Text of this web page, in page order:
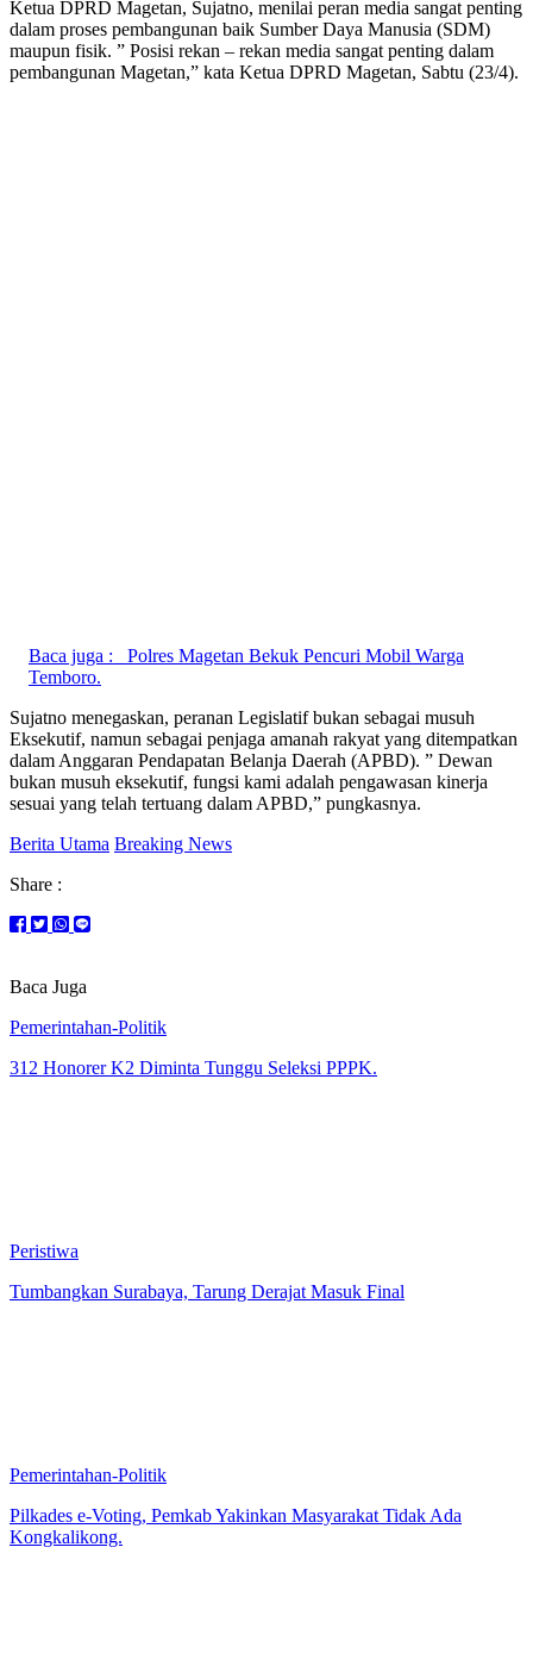
Ketua DPRD Magetan, Sujatno, menilai peran media sangat penting
dalam proses pembangunan baik Sumber Daya Manusia (SDM)
maupun fisik. ” Posisi rekan – rekan media sangat penting dalam
pembangunan Magetan,” kata Ketua DPRD Magetan, Sabtu (23/4).
Baca juga :
Polres Magetan Bekuk Pencuri Mobil Warga
Temboro.
Sujatno menegaskan, peranan Legislatif bukan sebagai musuh
Eksekutif, namun sebagai penjaga amanah rakyat yang ditempatkan
dalam Anggaran Pendapatan Belanja Daerah (APBD). ” Dewan
bukan musuh eksekutif, fungsi kami adalah pengawasan kinerja
sesuai yang telah tertuang dalam APBD,” pungkasnya.
Berita Utama Breaking News
Share :
Baca Juga
Pemerintahan-Politik
312 Honorer K2 Diminta Tunggu Seleksi PPPK.
Peristiwa
Tumbangkan Surabaya, Tarung Derajat Masuk Final
Pemerintahan-Politik
Pilkades e-Voting, Pemkab Yakinkan Masyarakat Tidak Ada
Kongkalikong.